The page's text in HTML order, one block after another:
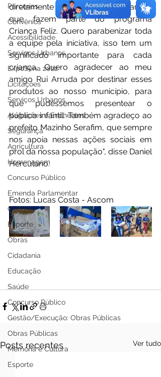
Parcerias
Convênios
Acessibilidade
Serviços Urbanos
ExpoSena 2022
Licitações
Serviços Urbanos
Alagações e Enchentes
Segurança
Agricultura
Homenagem
Concurso Público
Emenda Parlamentar
Cultura
Esporte
Obras
Cidadania
Educação
Saúde
Concurso Público
Gestão/Execução: Obras Públicas
Obras Públicas
Memória e Cultura
Esporte
diretamente nas casas das crianças
que fazem parte do programa
Criança Feliz. Quero parabenizar toda
a equipe pela iniciativa, isso tem um
significado importante para cada
criança. Quero agradecer ao meu
amigo Rui Arruda por destinar esses
produtos ao nosso município, para
que pudéssemos presentear o
público infantil. Também agradeço ao
prefeito Mazinho Serafim, que sempre
nos apoia nessas ações sociais em
prol da nossa população", disse Daniel
Herculano.
Fotos: Lucas Costa - Ascom
Posts recentes Ver tudo